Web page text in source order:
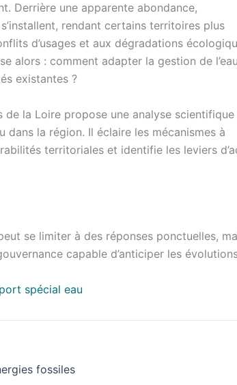
Derrière une apparente abondance,
rendant certains territoires plus
d’usages et aux dégradations
alors : comment adapter la gestion de l’eau
existantes ?
de la Loire propose une analyse scientifique
dans la région. Il éclaire les mécanismes à
territoriales et identifie les leviers
se limiter à des réponses ponctuelles,
capable d’anticiper les
spécial eau
fossiles